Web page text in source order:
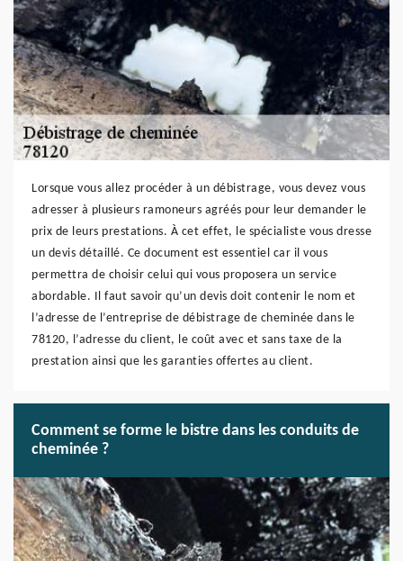
Lorsque vous allez procéder à un débistrage, vous devez vous
adresser à plusieurs ramoneurs agréés pour leur demander le
prix de leurs prestations. À cet effet, le spécialiste vous dresse
un devis détaillé. Ce document est essentiel car il vous
permettra de choisir celui qui vous proposera un service
abordable. Il faut savoir qu’un devis doit contenir le nom et
l’adresse de l’entreprise de débistrage de cheminée dans le
78120, l’adresse du client, le coût avec et sans taxe de la
prestation ainsi que les garanties offertes au client.
Comment se forme le bistre dans les conduits de
cheminée ?